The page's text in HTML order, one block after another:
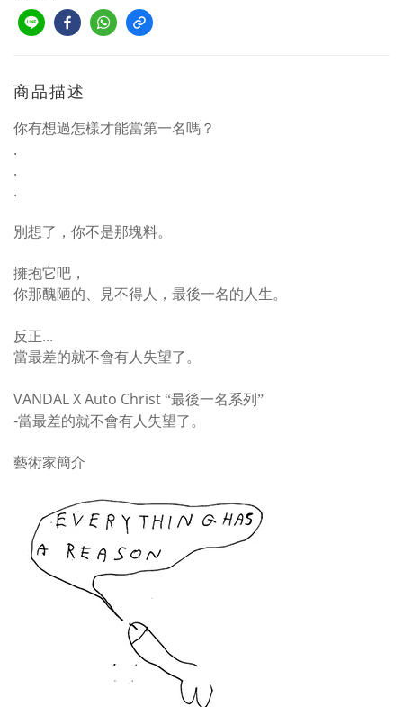
商品描述
你有想過怎樣才能當第一名嗎？
.
.
.
別想了，你不是那塊料。
擁抱它吧，
你那醜陋的、見不得人， 最後一名的人生。
反正...
當最差的就不會有人失望了。
VANDAL X Auto Christ “最後一名系列”
-當最差的就不會有人失望了。
藝術家簡介